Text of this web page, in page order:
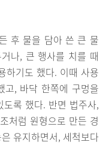
후 물을 담아 쓴 큰 물
나, 큰 행사를 치를 때
하기도 했다. 이때 사용
고, 바닥 한쪽에 구멍을
록 했다. 반면 법주사,
처럼 원형으로 만든 경
유지하면서, 세척보다